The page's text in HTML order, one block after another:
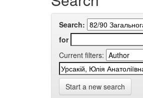
Search:
for
Current filters:
Start a new search